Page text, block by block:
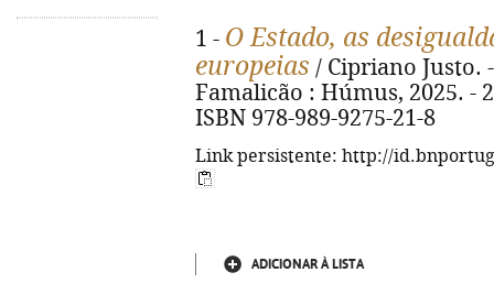
1 - O Estado, as
europeias / Cipriano Justo.
Famalicão : Húmus, 2025. -
ISBN 978-989-9275-21-8
Link persistente: http://
ADICIONAR À LISTA